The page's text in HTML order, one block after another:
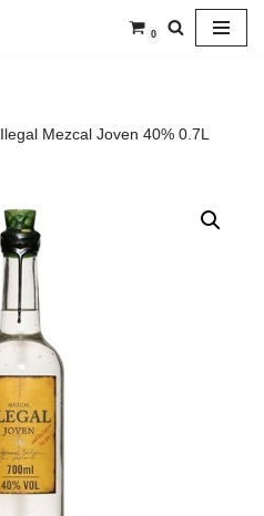
0
Ilegal Mezcal Joven 40% 0.7L